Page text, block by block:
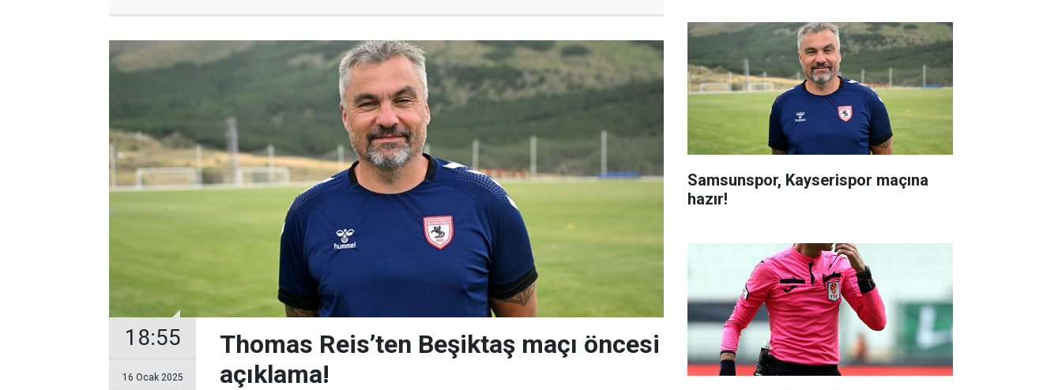
18:55
16 Ocak 2025
Thomas Reis’ten Beşiktaş maçı öncesi
açıklama!
Samsunspor, Kayserispor maçına
hazır!